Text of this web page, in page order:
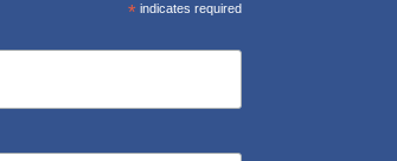
* indicates required